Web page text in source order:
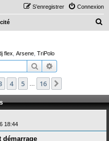
Connexion
S’enregistrer
c
h
r
flex Arsene TriPolo
Rechercher
16 4 5 16
18:44
démarrage